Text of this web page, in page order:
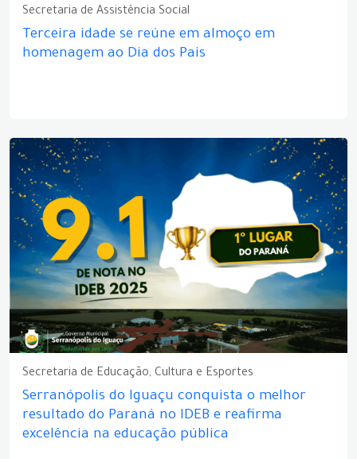
Secretaria de Assistência Social
Terceira idade se reúne em almoço em
homenagem ao Dia dos Pais
Secretaria de Educação, Cultura e Esportes
Serranópolis do Iguaçu conquista o melhor
resultado do Paraná no IDEB e reafirma
excelência na educação pública